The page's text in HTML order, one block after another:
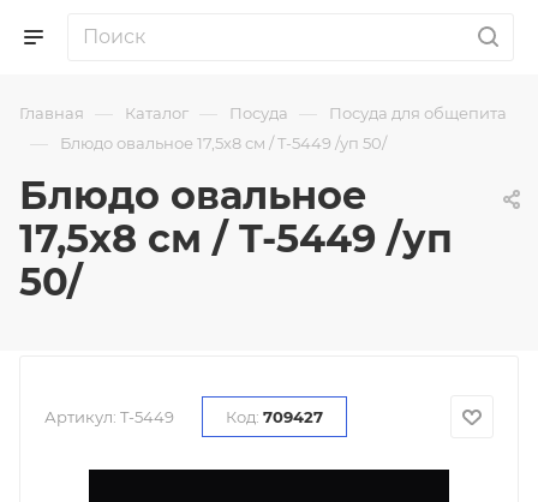
Главная — Каталог — Посуда — Посуда для общепита
— Блюдо овальное 17,5х8 см / T-5449 /уп 50/
Блюдо овальное
17,5х8 см / T-5449 /уп
50/
Артикул: T-5449 Код: 709427